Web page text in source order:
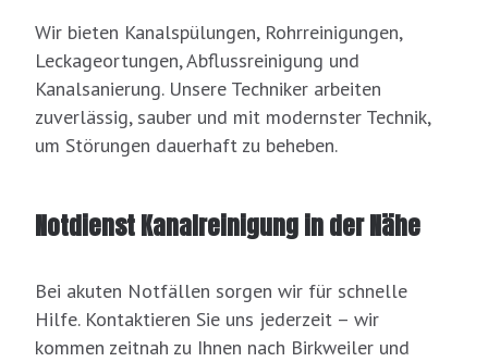
Wir bieten Kanalspülungen, Rohrreinigungen,
Leckageortungen, Abflussreinigung und
Kanalsanierung. Unsere Techniker arbeiten
zuverlässig, sauber und mit modernster Technik,
um Störungen dauerhaft zu beheben.
Notdienst Kanalreinigung in der Nähe
Bei akuten Notfällen sorgen wir für schnelle
Hilfe. Kontaktieren Sie uns jederzeit – wir
kommen zeitnah zu Ihnen nach Birkweiler und